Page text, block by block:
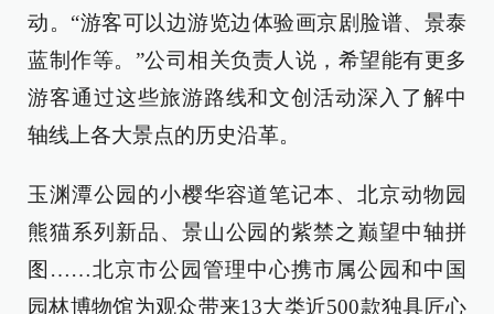
动。“游客可以边游览边体验画京剧脸谱、景泰
蓝制作等。”公司相关负责人说，希望能有更多
游客通过这些旅游路线和文创活动深入了解中
轴线上各大景点的历史沿革。
玉渊潭公园的小樱华容道笔记本、北京动物园
熊猫系列新品、景山公园的紫禁之巅望中轴拼
图……北京市公园管理中心携市属公园和中国
园林博物馆为观众带来13大类近500款独具匠心